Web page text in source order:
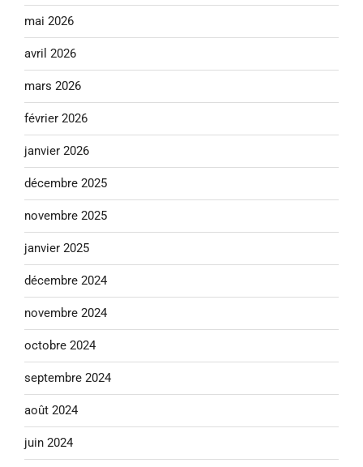
mai 2026
avril 2026
mars 2026
février 2026
janvier 2026
décembre 2025
novembre 2025
janvier 2025
décembre 2024
novembre 2024
octobre 2024
septembre 2024
août 2024
juin 2024